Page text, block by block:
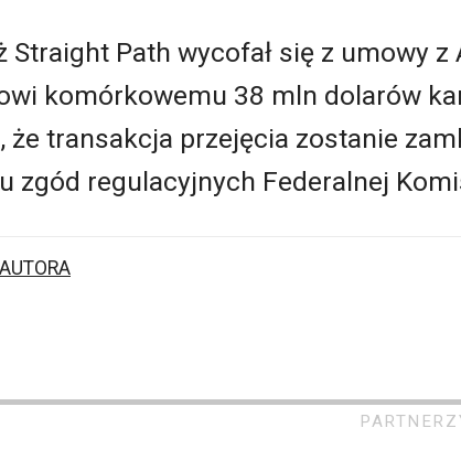
Straight Path wycofał się z umowy
komórkowemu 38 mln dolarów
że transakcja przejęcia zostanie
zgód regulacyjnych Federalnej